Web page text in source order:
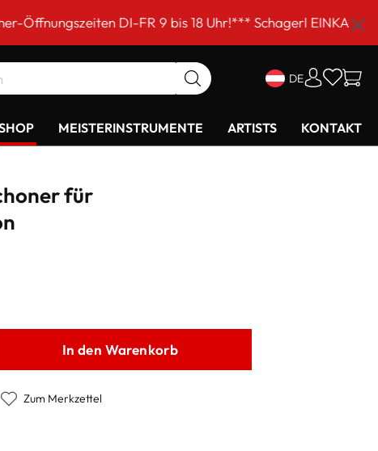
DI-FR 9 bis 18 Uhr!*** Schagerl EINKAUFSSAMSTAG
DE
MEISTERINSTRUMENTE ARTISTS KONTAKT
für
In den Warenkorb
Zum Merkzettel